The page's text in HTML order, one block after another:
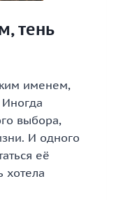
тень
именем,
выбора,
И одного
её
хотела